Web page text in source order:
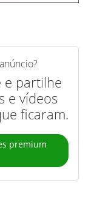
e partilhe
e vídeos
ficaram.
premium